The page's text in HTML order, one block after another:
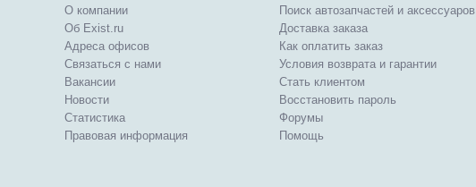
О компании
Об Exist.ru
Адреса офисов
Связаться с нами
Вакансии
Новости
Статистика
Правовая информация
Поиск автозапчастей и аксессуаров
Доставка заказа
Как оплатить заказ
Условия возврата и гарантии
Стать клиентом
Восстановить пароль
Форумы
Помощь